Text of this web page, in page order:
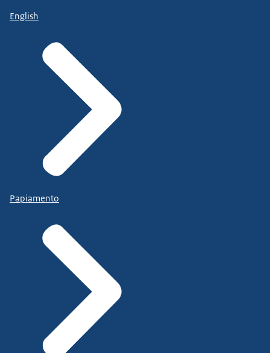
English
Papiamento